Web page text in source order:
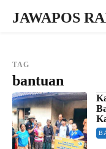
JAWAPOS
TAG
bantuan